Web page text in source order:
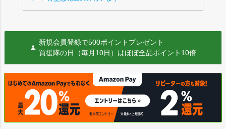
新規会員登録で500ポイントプレゼント
買援隊の日（毎月10日）はほぼ全品ポイント10倍